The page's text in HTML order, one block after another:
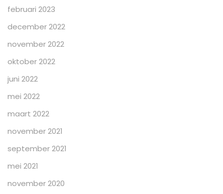
februari 2023
december 2022
november 2022
oktober 2022
juni 2022
mei 2022
maart 2022
november 2021
september 2021
mei 2021
november 2020